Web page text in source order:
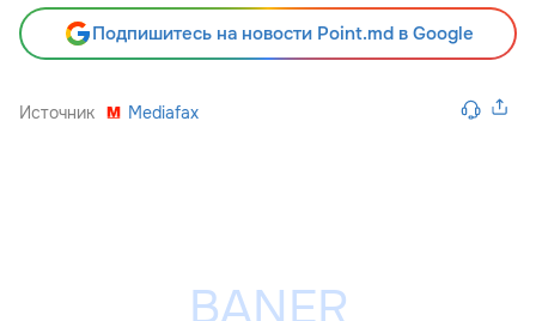
Подпишитесь на новости Point.md в Google
Источник Mediafax